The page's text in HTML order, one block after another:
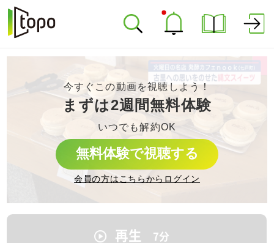
今すぐこの動画を視聴しよう！
まずは2週間無料体験
いつでも解約OK
無料体験で視聴する
会員の方はこちらからログイン
再生 7分